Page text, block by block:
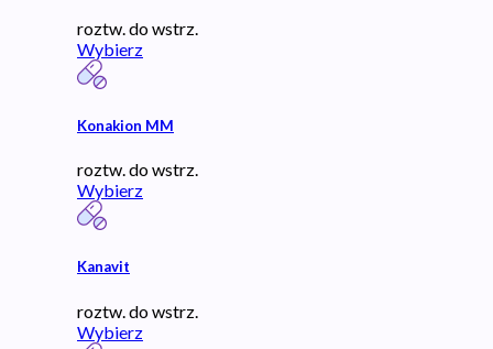
roztw. do wstrz.
Wybierz
Konakion MM
roztw. do wstrz.
Wybierz
Kanavit
roztw. do wstrz.
Wybierz